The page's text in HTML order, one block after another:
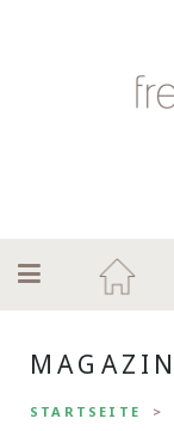
MAGAZIN
STARTSEITE